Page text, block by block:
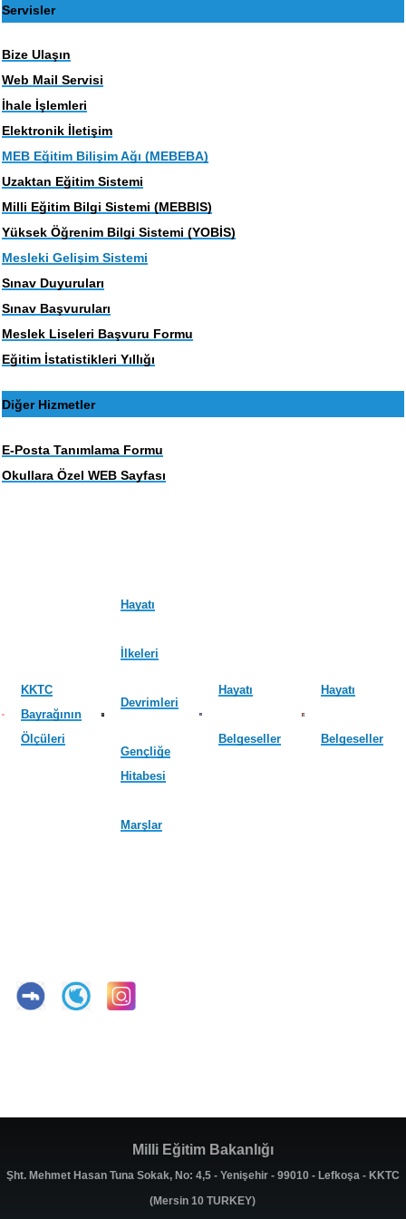
Servisler
Bize Ulaşın
Web Mail Servisi
İhale İşlemleri
Elektronik İletişim
MEB Eğitim Bilişim Ağı (MEBEBA)
Uzaktan Eğitim Sistemi
Milli Eğitim Bilgi Sistemi (MEBBIS)
Yüksek Öğrenim Bilgi Sistemi (YOBİS)
Mesleki Gelişim Sistemi
Sınav Duyuruları
Sınav Başvuruları
Meslek Liseleri Başvuru Formu
Eğitim İstatistikleri Yıllığı
Diğer Hizmetler
E-Posta Tanımlama Formu
Okullara Özel WEB Sayfası
KKTC
Bayrağının
Ölçüleri
Hayatı
İlkeleri
Devrimleri
Gençliğe
Hitabesi
Marşlar
Hayatı
Belgeseller
Hayatı
Belgeseller
Milli Eğitim Bakanlığı
Şht. Mehmet Hasan Tuna Sokak, No: 4,5 - Yenişehir - 99010 - Lefkoşa - KKTC
(Mersin 10 TURKEY)